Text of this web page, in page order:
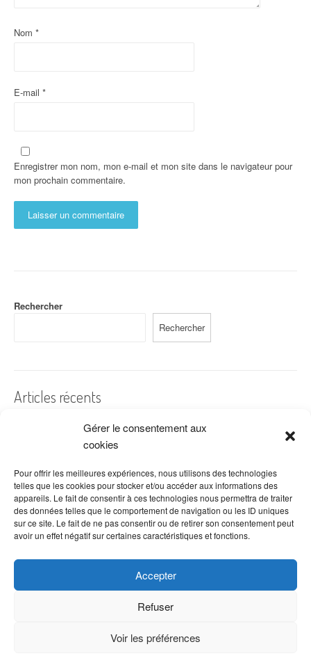
Gérer le consentement aux
cookies
Pour offrir les meilleures expériences, nous utilisons des technologies
telles que les cookies pour stocker et/ou accéder aux informations des
appareils. Le fait de consentir à ces technologies nous permettra de traiter
des données telles que le comportement de navigation ou les ID uniques
sur ce site. Le fait de ne pas consentir ou de retirer son consentement peut
avoir un effet négatif sur certaines caractéristiques et fonctions.
Accepter
Refuser
Voir les préférences
Nom *
E-mail *
Enregistrer mon nom, mon e-mail et mon site dans le navigateur pour
mon prochain commentaire.
Rechercher
Rechercher
Articles récents
A quelles dates de l’année offre-t-on des fleurs ?
Les fleurs préférées des Français
Combien de fois arroser un cactus ?
Quelles fleurs offrir pour la fête des mères ?
Idées de décoration avec fleurs séchées